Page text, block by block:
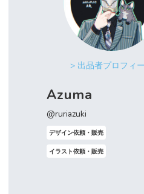
> 出品者プロフィ
Azuma
@ruriazuki
デザイン依頼・販売
イラスト依頼・販売